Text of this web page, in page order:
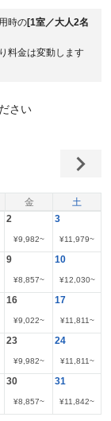
時の[1室／大人2名
料金は変動します
さい
金 土
2
¥9,982~
3
¥11,979~
9
¥8,857~
10
¥12,030~
16
¥9,022~
17
¥11,811~
23
¥9,982~
24
¥11,811~
30
¥8,857~
31
¥11,842~